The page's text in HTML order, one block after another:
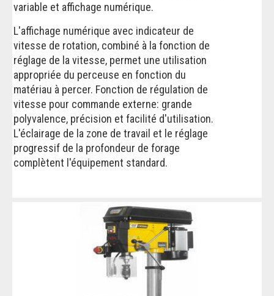
variable et affichage numérique.
L'affichage numérique avec indicateur de
vitesse de rotation, combiné à la fonction de
réglage de la vitesse, permet une utilisation
appropriée du perceuse en fonction du
matériau à percer. Fonction de régulation de
vitesse pour commande externe: grande
polyvalence, précision et facilité d'utilisation.
L'éclairage de la zone de travail et le réglage
progressif de la profondeur de forage
complètent l'équipement standard.